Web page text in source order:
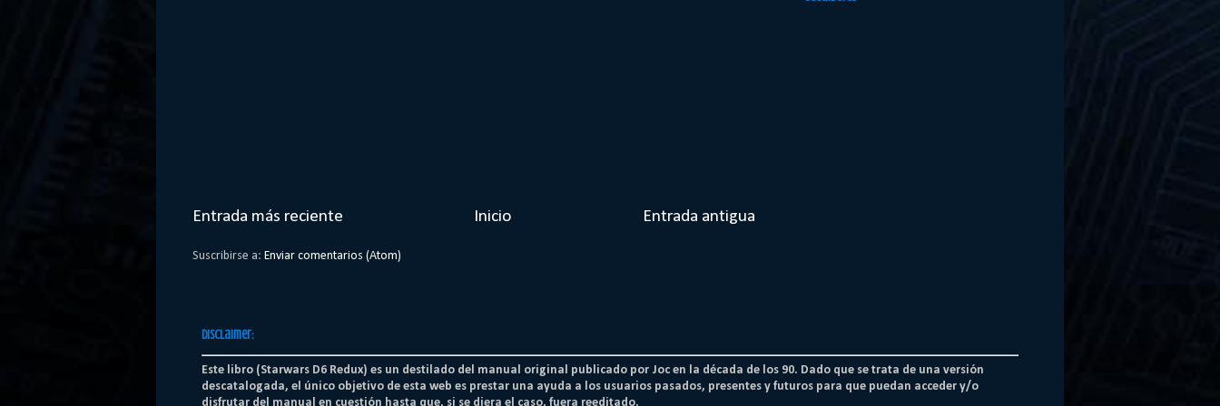
Entrada más reciente Entrada antigua
Inicio
Suscribirse a: Enviar comentarios (Atom)
Disclaimer:
Este libro (Starwars D6 Redux) es un destilado del manual original publicado por Joc en la década de los 90. Dado que se trata de una versión
descatalogada, el único objetivo de esta web es prestar una ayuda a los usuarios pasados, presentes y futuros para que puedan acceder y/o
disfrutar del manual en cuestión hasta que, si se diera el caso, fuera reeditado.